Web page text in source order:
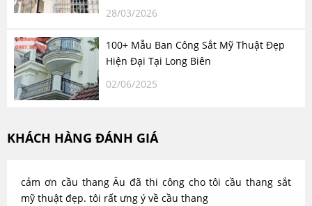
28/03/2026
100+ Mẫu Ban Công Sắt Mỹ Thuật Đẹp
Hiện Đại Tại Long Biên
02/06/2025
KHÁCH HÀNG ĐÁNH GIÁ
cảm ơn cầu thang Âu đã thi công cho tôi cầu thang sắt
mỹ thuật đẹp. tôi rất ưng ý về cầu thang